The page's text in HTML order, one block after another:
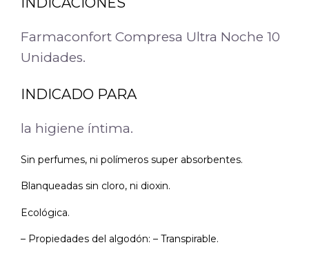
Farmaconfort Compresa Ultra Noche 10
Unidades.
INDICADO PARA
la higiene íntima.
Sin perfumes, ni polímeros super absorbentes.
Blanqueadas sin cloro, ni dioxin.
Ecológica.
– Propiedades del algodón: – Transpirable.